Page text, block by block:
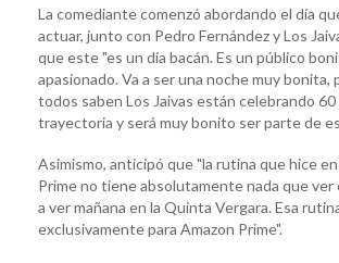
La comediante comenzó abordando el día
actuar, junto con Pedro Fernández y Los
que este "es un día bacán. Es un público
apasionado. Va a ser una noche muy bonita,
todos saben Los Jaivas están celebrando 60
trayectoria y será muy bonito ser parte de
Asimismo, anticipó que "la rutina que hice
Prime no tiene absolutamente nada que ver
a ver mañana en la Quinta Vergara. Esa
exclusivamente para Amazon Prime".